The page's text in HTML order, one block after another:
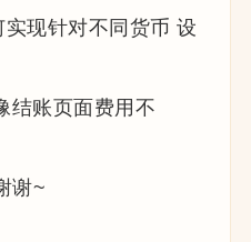
现针对不同货币 设
结账页面费用不
谢~